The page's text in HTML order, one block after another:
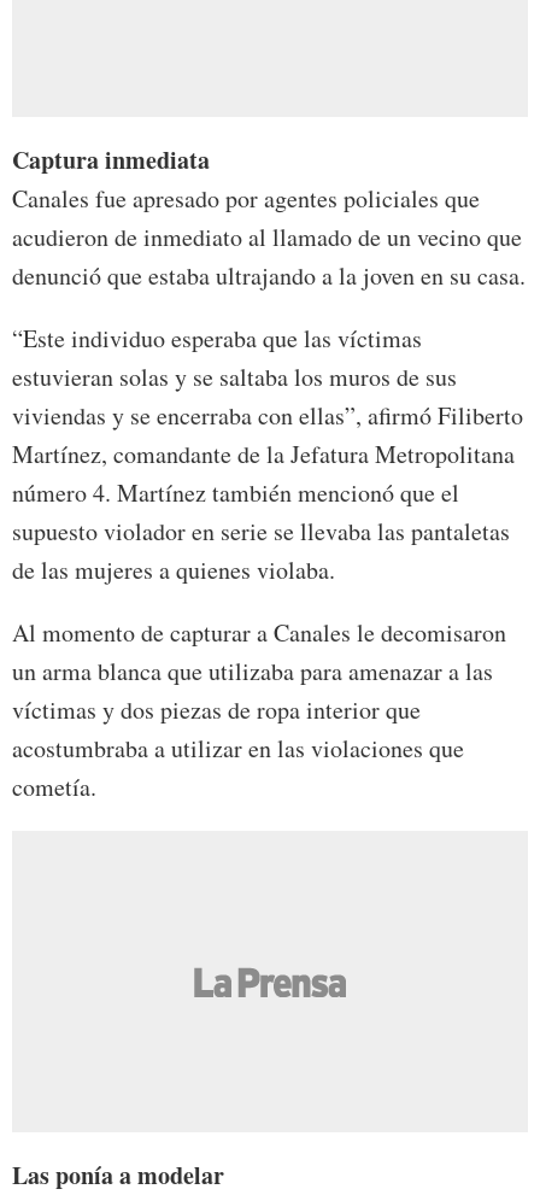
Captura inmediata
Canales fue apresado por agentes policiales que
acudieron de inmediato al llamado de un vecino que
denunció que estaba ultrajando a la joven en su casa.
“Este individuo esperaba que las víctimas
estuvieran solas y se saltaba los muros de sus
viviendas y se encerraba con ellas”, afirmó Filiberto
Martínez, comandante de la Jefatura Metropolitana
número 4. Martínez también mencionó que el
supuesto violador en serie se llevaba las pantaletas
de las mujeres a quienes violaba.
Al momento de capturar a Canales le decomisaron
un arma blanca que utilizaba para amenazar a las
víctimas y dos piezas de ropa interior que
acostumbraba a utilizar en las violaciones que
cometía.
Las ponía a modelar